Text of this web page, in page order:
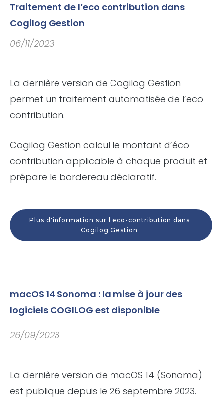
Traitement de l’eco contribution dans
Cogilog Gestion
06/11/2023
La dernière version de Cogilog Gestion
permet un traitement automatisée de l’eco
contribution.
Cogilog Gestion calcul le montant d’éco
contribution applicable à chaque produit et
prépare le bordereau déclaratif.
Plus d'information sur l'eco-contribution dans
Cogilog Gestion
macOS 14 Sonoma : la mise à jour des
logiciels COGILOG est disponible
26/09/2023
La dernière version de macOS 14 (Sonoma)
est publique depuis le 26 septembre 2023.